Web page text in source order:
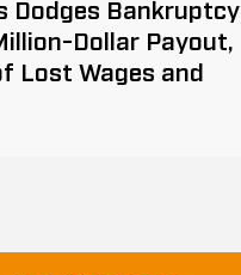
Dodges Bankruptcy
Dollar Payout,
Lost Wages and